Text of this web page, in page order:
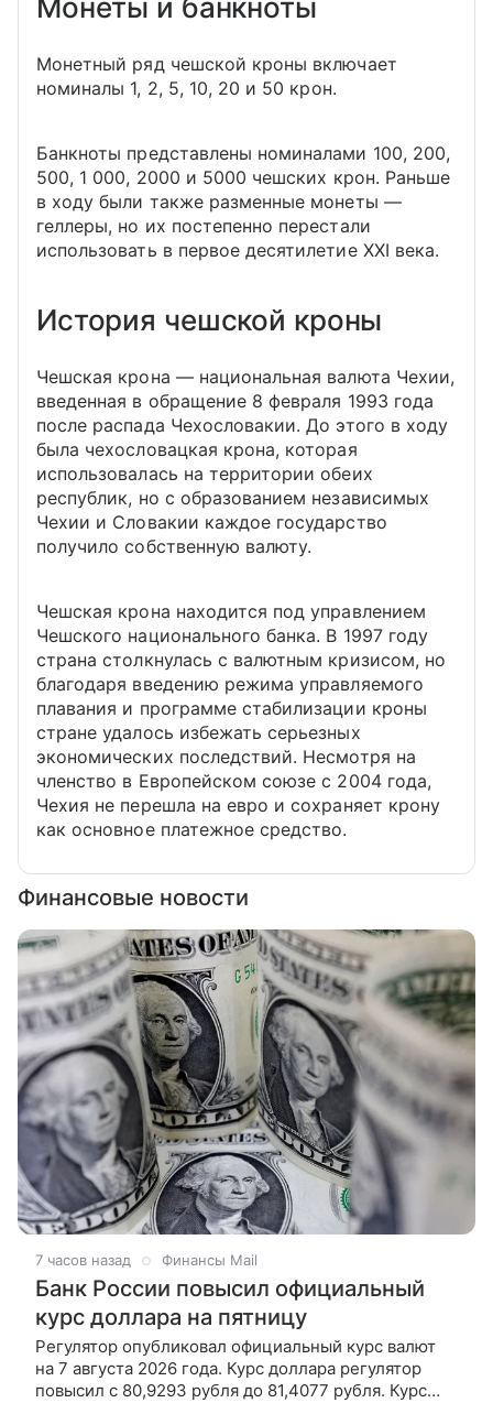
Монеты и банкноты
Монетный ряд чешской кроны включает
номиналы 1, 2, 5, 10, 20 и 50 крон.
Банкноты представлены номиналами 100, 200,
500, 1 000, 2000 и 5000 чешских крон. Раньше
в ходу были также разменные монеты —
геллеры, но их постепенно перестали
использовать в первое десятилетие XXI века.
История чешской кроны
Чешская крона — национальная валюта Чехии,
введенная в обращение 8 февраля 1993 года
после распада Чехословакии. До этого в ходу
была чехословацкая крона, которая
использовалась на территории обеих
республик, но с образованием независимых
Чехии и Словакии каждое государство
получило собственную валюту.
Чешская крона находится под управлением
Чешского национального банка. В 1997 году
страна столкнулась с валютным кризисом, но
благодаря введению режима управляемого
плавания и программе стабилизации кроны
стране удалось избежать серьезных
экономических последствий. Несмотря на
членство в Европейском союзе с 2004 года,
Чехия не перешла на евро и сохраняет крону
как основное платежное средство.
Финансовые новости
7 часов назад Финансы Mail
Банк России повысил официальный
курс доллара на пятницу
Регулятор опубликовал официальный курс валют
на 7 августа 2026 года. Курс доллара регулятор
повысил с 80,9293 рубля до 81,4077 рубля. Курс